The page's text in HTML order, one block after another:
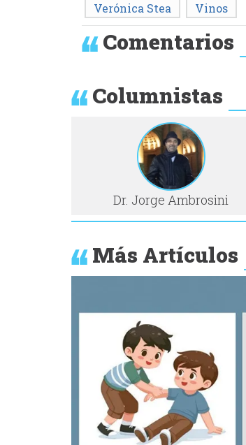
Verónica Stea
Vinos
Comentarios
Columnistas
Dr. Jorge Ambrosini
Más Artículos
Anterior